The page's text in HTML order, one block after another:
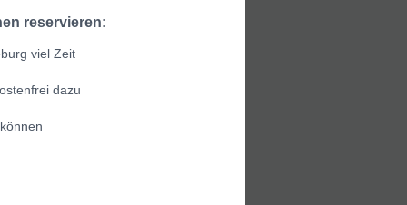
reservieren:
viel Zeit
dazu